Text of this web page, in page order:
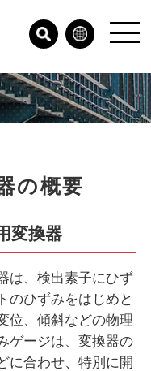
の概要
変換器
は、検出素子にひず
のひずみをはじめと
位、傾斜などの物理
ゲージは、変換器の
に合わせ、特別に開